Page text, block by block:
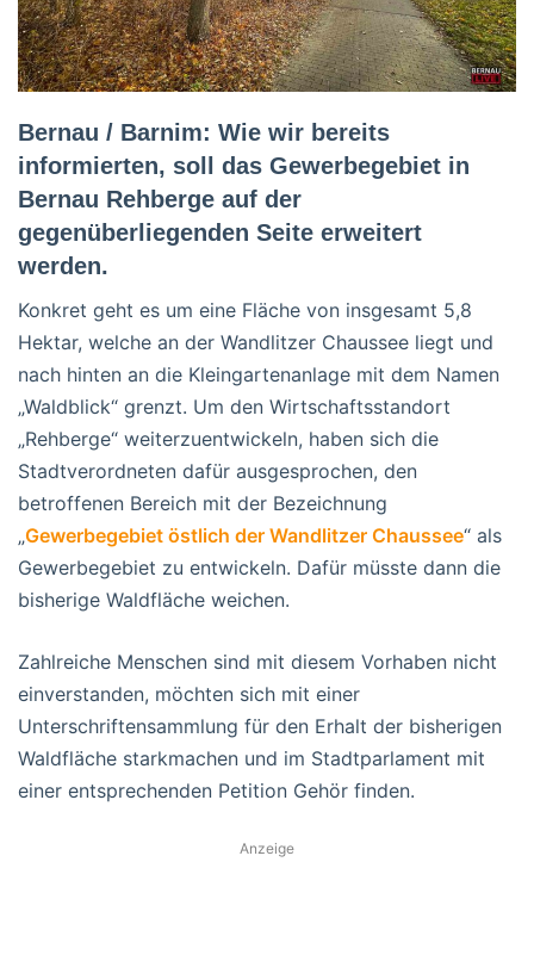
Bernau / Barnim: Wie wir bereits
informierten, soll das Gewerbegebiet in
Bernau Rehberge auf der
gegenüberliegenden Seite erweitert
werden.
Konkret geht es um eine Fläche von insgesamt 5,8
Hektar, welche an der Wandlitzer Chaussee liegt und
nach hinten an die Kleingartenanlage mit dem Namen
„Waldblick“ grenzt. Um den Wirtschaftsstandort
„Rehberge“ weiterzuentwickeln, haben sich die
Stadtverordneten dafür ausgesprochen, den
betroffenen Bereich mit der Bezeichnung
„Gewerbegebiet östlich der Wandlitzer Chaussee“ als
Gewerbegebiet zu entwickeln. Dafür müsste dann die
bisherige Waldfläche weichen.
Zahlreiche Menschen sind mit diesem Vorhaben nicht
einverstanden, möchten sich mit einer
Unterschriftensammlung für den Erhalt der bisherigen
Waldfläche starkmachen und im Stadtparlament mit
einer entsprechenden Petition Gehör finden.
Anzeige